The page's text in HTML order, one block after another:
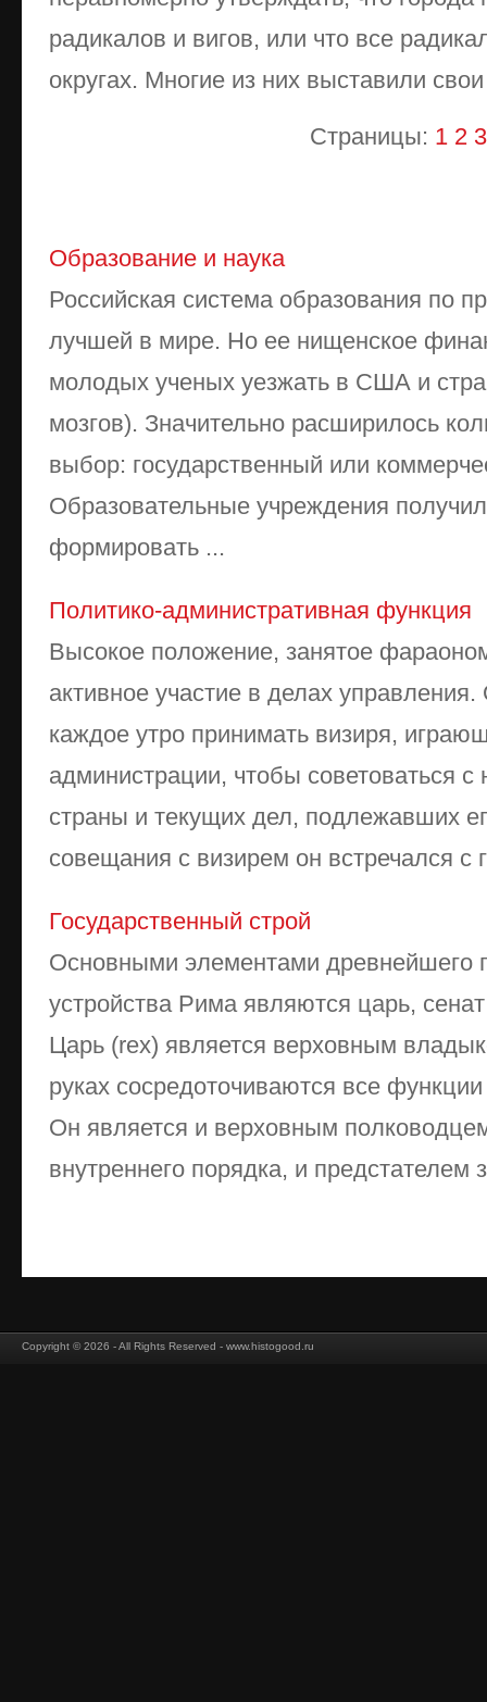
радикалов и вигов, или что все
округах. Многие из них выставили
Страницы: 1 2 3
Образование и наука
Российская система образования по
лучшей в мире. Но ее нищенское
молодых ученых уезжать в США и
мозгов). Значительно расширилось
выбор: государственный или
Образовательные учреждения
формировать ...
Политико-административная функция
Высокое положение, занятое
активное участие в делах
каждое утро принимать визиря,
администрации, чтобы советоваться
страны и текущих дел, подлежавших
совещания с визирем он встречался с
Государственный строй
Основными элементами древнейшего
устройства Рима являются царь,
Царь (rex) является верховным
руках сосредоточиваются все
Он является и верховным
внутреннего порядка, и предстателем
Copyright © 2026 - All Rights Reserved - www.histogood.ru